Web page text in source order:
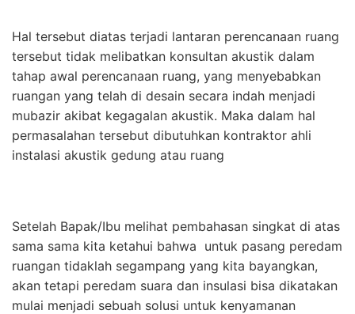
Hal tersebut diatas terjadi lantaran perencanaan ruang
tersebut tidak melibatkan konsultan akustik dalam
tahap awal perencanaan ruang, yang menyebabkan
ruangan yang telah di desain secara indah menjadi
mubazir akibat kegagalan akustik. Maka dalam hal
permasalahan tersebut dibutuhkan kontraktor ahli
instalasi akustik gedung atau ruang
Setelah Bapak/Ibu melihat pembahasan singkat di atas
sama sama kita ketahui bahwa untuk pasang peredam
ruangan tidaklah segampang yang kita bayangkan,
akan tetapi peredam suara dan insulasi bisa dikatakan
mulai menjadi sebuah solusi untuk kenyamanan